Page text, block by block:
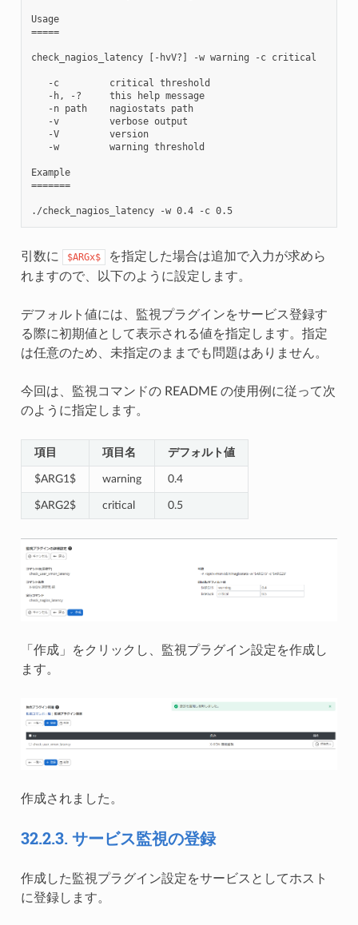
Usage
=====
check_nagios_latency [-hvV?] -w warning -c critical
   -c         critical threshold
   -h, -?     this help message
   -n path    nagiostats path
   -v         verbose output
   -V         version
   -w         warning threshold
Example
=======
./check_nagios_latency -w 0.4 -c 0.5
引数に $ARGx$
を指定した場合は追加で入力が求めら
れますので、以下のように設定します。
デフォルト値には、監視プラグインをサービス登録す
る際に初期値として表示される値を指定します。指定
は任意のため、未指定のままでも問題はありません。
今回は、監視コマンドの README の使用例に従って次
のように指定します。
項目 項目名 デフォルト値
$ARG1$ warning 0.4
$ARG2$ critical 0.5
「作成」をクリックし、監視プラグイン設定を作成し
ます。
作成されました。
32.2.3. サービス監視の登録
作成した監視プラグイン設定をサービスとしてホスト
に登録します。